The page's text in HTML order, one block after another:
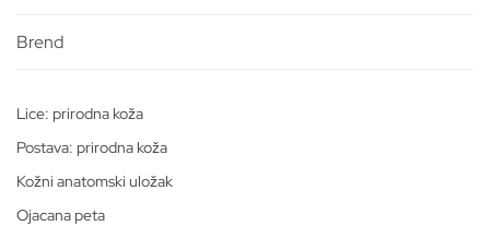
Lice: prirodna koža
Postava: prirodna koža
Kožni anatomski uložak
Ojacana peta